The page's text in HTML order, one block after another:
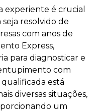
experiente é crucial
resolvido de
com anos de
Express,
para diagnosticar e
com
está
diversas situações,
um